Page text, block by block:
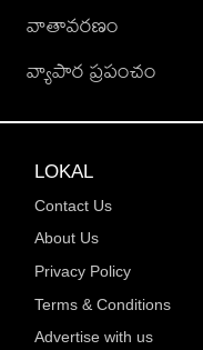
వాతావరణం
వ్యాపార ప్రపంచం
LOKAL
Contact Us
About Us
Privacy Policy
Terms & Conditions
Advertise with us